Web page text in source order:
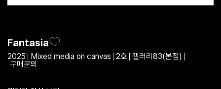
Fantasia
2025 Mixed media on canvas 2호 갤러리83(본점)
구매문의